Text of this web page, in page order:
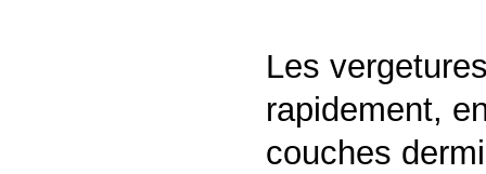
Les
rapidement,
couches